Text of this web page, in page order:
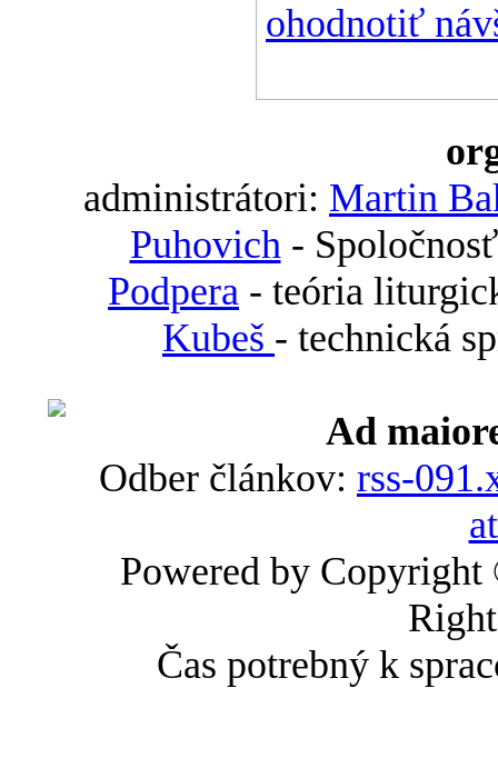
ohodnotiť
administrátori: Martin
Puhovich-
Podpera - teória
Kubeš - technická
Ad
Odber článkov: rss-
Powered by
Čas potrebný k